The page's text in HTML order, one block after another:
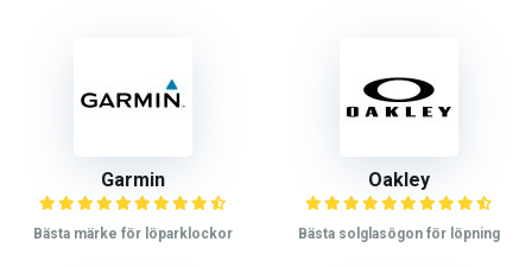
Garmin
Bästa märke för löparklockor
Oakley
Bästa solglasögon för löpning